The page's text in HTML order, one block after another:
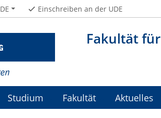
Fakultät
DE Einschreiben an der UDE
Studium Fakultät Aktuelles